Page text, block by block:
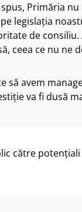
Primăria
legislația
de consiliu.
ceea ce nu ne
să avem
va fi dusă
către